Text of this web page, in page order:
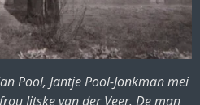
Pool, Jantje Pool-Jonkman mei
Jitske van der Veer. De man